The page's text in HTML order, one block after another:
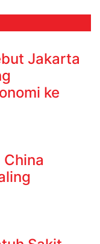
Jakarta
ke
China